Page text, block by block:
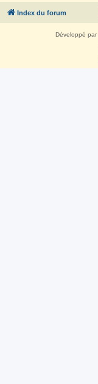
Index du forum
Développé par